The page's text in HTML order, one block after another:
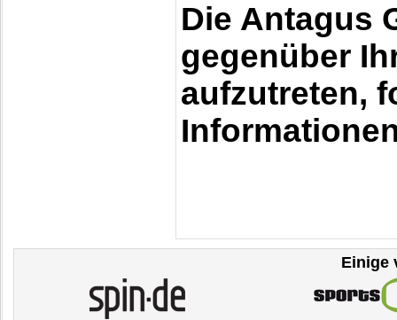
Die Antagus
gegenüber
aufzutreten,
Einige